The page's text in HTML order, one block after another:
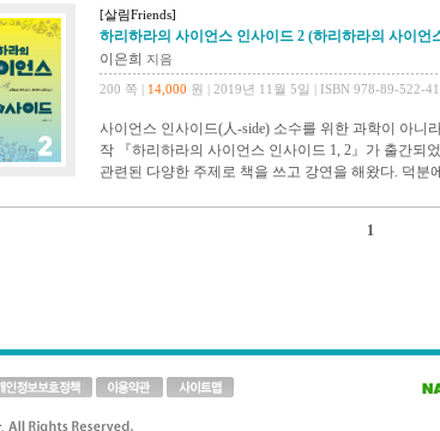
[살림Friends]
하리하라의 사이언스 인사이드 2 (하리하라의 사이언
이은희 지음
200 쪽 | 14,000 원 | 2019년 11월 5일 | ISBN 978-89-522-
사이언스 인사이드(人-side) 소수를 위한 과학이 아니
작 『하리하라의 사이언스 인사이드 1, 2』가 출간되
관련된 다양한 주제로 책을 쓰고 강연을 해왔다. 덕분
1